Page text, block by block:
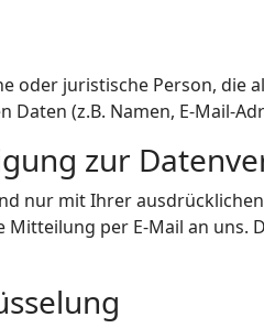
oder juristische Person,
(z.B. Namen, E-Mail-
zur
nur mit Ihrer
per E-Mail an